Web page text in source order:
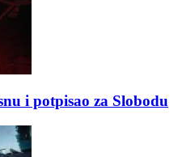
i potpisao za Slobodu